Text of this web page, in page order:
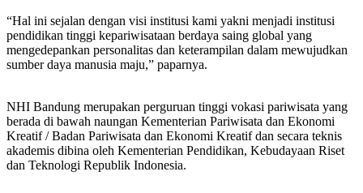
“Hal ini sejalan dengan visi institusi kami yakni menjadi institusi
pendidikan tinggi kepariwisataan berdaya saing global yang
mengedepankan personalitas dan keterampilan dalam mewujudkan
sumber daya manusia maju,” paparnya.
NHI Bandung merupakan perguruan tinggi vokasi pariwisata yang
berada di bawah naungan Kementerian Pariwisata dan Ekonomi
Kreatif / Badan Pariwisata dan Ekonomi Kreatif dan secara teknis
akademis dibina oleh Kementerian Pendidikan, Kebudayaan Riset
dan Teknologi Republik Indonesia.